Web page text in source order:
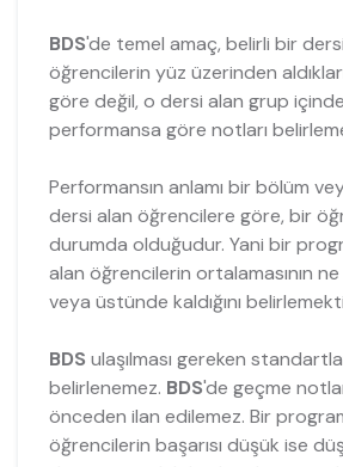
BDS'de temel amaç, belirli bir
öğrencilerin yüz üzerinden
göre değil, o dersi alan grup
performansa göre notları
Performansın anlamı bir bölüm
dersi alan öğrencilere göre, bir
durumda olduğudur. Yani bir
alan öğrencilerin ortalamasının
veya üstünde kaldığını
BDS ulaşılması gereken
belirlenemez. BDS'de geçme
önceden ilan edilemez. Bir
öğrencilerin başarısı düşük ise